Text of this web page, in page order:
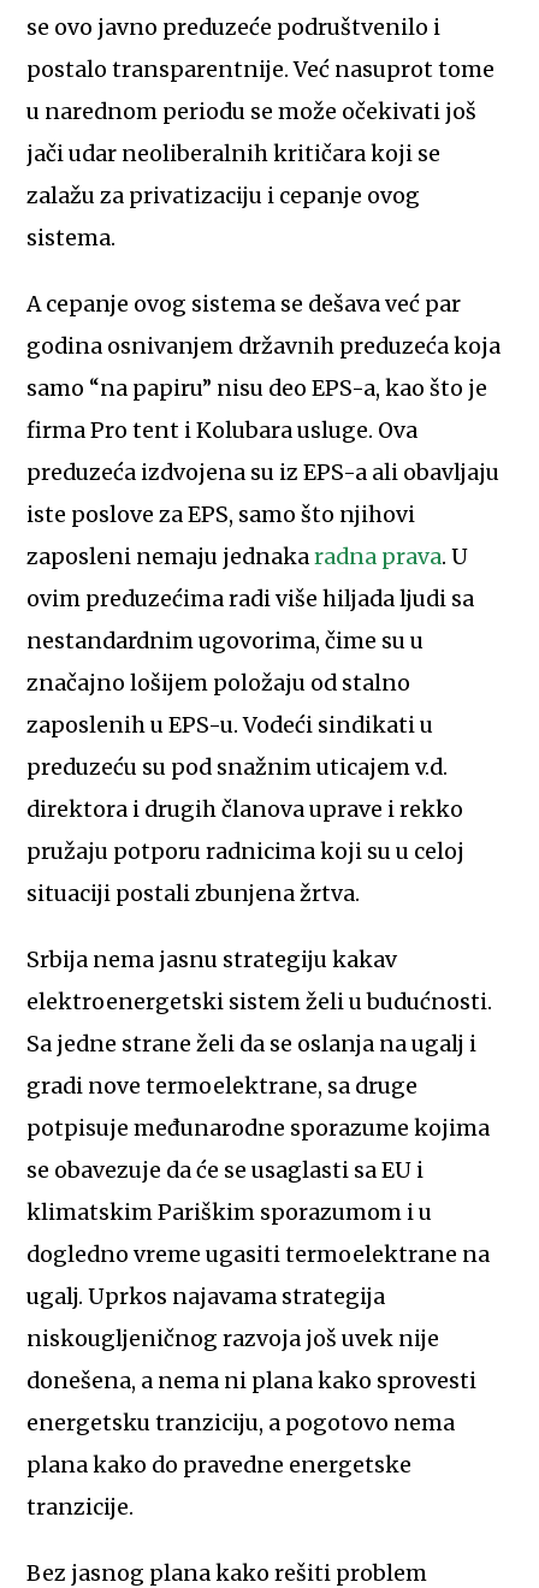
se ovo javno preduzeće podruštvenilo i
postalo transparentnije. Već nasuprot tome
u narednom periodu se može očekivati još
jači udar neoliberalnih kritičara koji se
zalažu za privatizaciju i cepanje ovog
sistema.
A cepanje ovog sistema se dešava već par
godina osnivanjem državnih preduzeća koja
samo “na papiru” nisu deo EPS-a, kao što je
firma Pro tent i Kolubara usluge. Ova
preduzeća izdvojena su iz EPS-a ali obavljaju
iste poslove za EPS, samo što njihovi
zaposleni nemaju jednakaradna prava. U
ovim preduzećima radi više hiljada ljudi sa
nestandardnim ugovorima, čime su u
značajno lošijem položaju od stalno
zaposlenih u EPS-u. Vodeći sindikati u
preduzeću su pod snažnim uticajem v.d.
direktora i drugih članova uprave i rekko
pružaju potporu radnicima koji su u celoj
situaciji postali zbunjena žrtva.
Srbija nema jasnu strategiju kakav
elektroenergetski sistem želi u budućnosti.
Sa jedne strane želi da se oslanja na ugalj i
gradi nove termoelektrane, sa druge
potpisuje međunarodne sporazume kojima
se obavezuje da će se usaglasti sa EU i
klimatskim Pariškim sporazumom i u
dogledno vreme ugasiti termoelektrane na
ugalj. Uprkos najavama strategija
niskougljeničnog razvoja još uvek nije
donešena, a nema ni plana kako sprovesti
energetsku tranziciju, a pogotovo nema
plana kako do pravedne energetske
tranzicije.
Bez jasnog plana kako rešiti problem